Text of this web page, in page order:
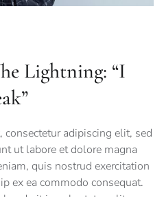
Lightning: “I
adipiscing elit, sed
ut labore et dolore magna
quis nostrud exercitation
ex ea commodo consequat.